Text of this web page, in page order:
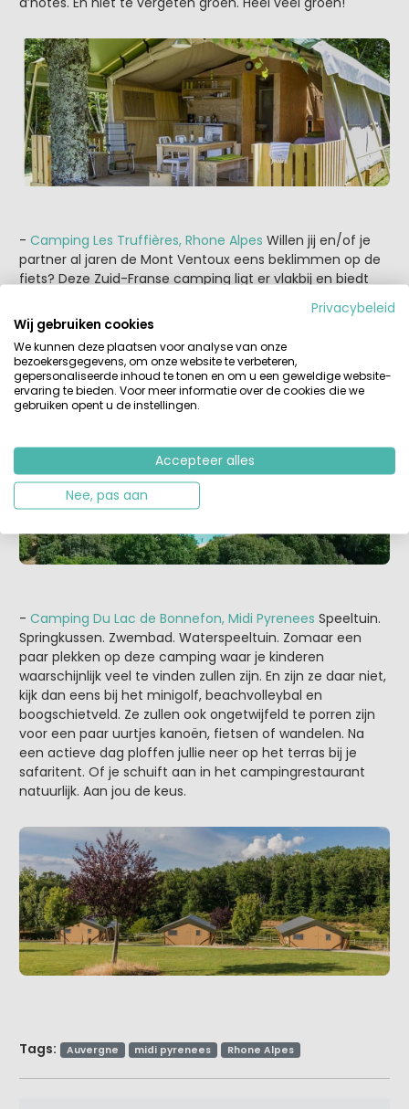
- Camping Les Truffières, Rhone Alpes Willen jij en/of je
partner al jaren de Mont Ventoux eens beklimmen op de
fiets? Deze Zuid-Franse camping ligt er vlakbij en biedt
plaatsen is dit een iets grotere onder de mini-campings.
Aan vermaak voor de kinderen dan ook geen gebrek. En
zijn ze het zwembad en de grote speeltuin beu, dan trek
je erop uit voor een kasteelbezoek of middagje in een van
de mooie plaatsen in de regio.
- Camping Du Lac de Bonnefon, Midi Pyrenees Speeltuin.
Springkussen. Zwembad. Waterspeeltuin. Zomaar een
paar plekken op deze camping waar je kinderen
waarschijnlijk veel te vinden zullen zijn. En zijn ze daar niet,
kijk dan eens bij het minigolf, beachvolleybal en
boogschietveld. Ze zullen ook ongetwijfeld te porren zijn
voor een paar uurtjes kanoën, fietsen of wandelen. Na
een actieve dag ploffen jullie neer op het terras bij je
safaritent. Of je schuift aan in het campingrestaurant
natuurlijk. Aan jou de keus.
Tags: Auvergne midi pyrenees Rhone Alpes
Privacybeleid
Wij gebruiken cookies
We kunnen deze plaatsen voor analyse van onze
bezoekersgegevens, om onze website te verbeteren,
gepersonaliseerde inhoud te tonen en om u een geweldige website-
ervaring te bieden. Voor meer informatie over de cookies die we
gebruiken opent u de instellingen.
Accepteer alles
Nee, pas aan